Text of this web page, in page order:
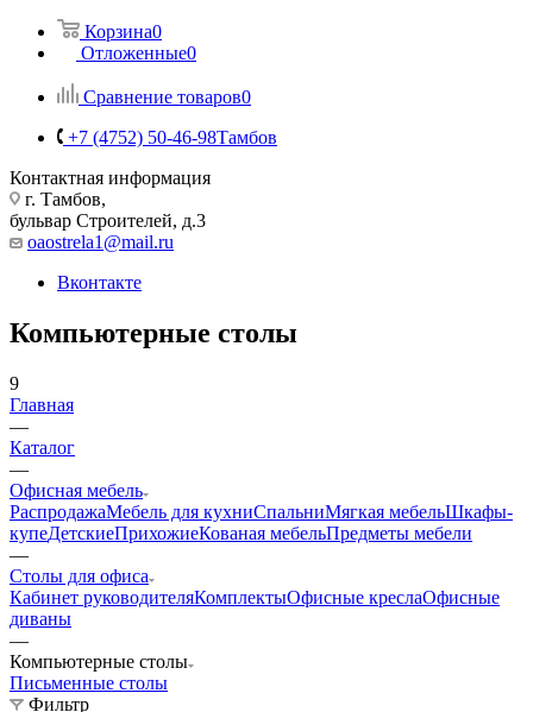
Корзина0
Отложенные0
Сравнение товаров0
+7 (4752) 50-46-98Тамбов
Контактная информация
г. Тамбов,
бульвар Строителей, д.3
oaostrela1@mail.ru
Вконтакте
Компьютерные столы
9
Главная
—
Каталог
—
Офисная мебель
РаспродажаМебель для кухниСпальниМягкая мебельШкафы-
купеДетскиеПрихожиеКованая мебельПредметы мебели
—
Столы для офиса
Кабинет руководителяКомплектыОфисные креслаОфисные
диваны
—
Компьютерные столы
Письменные столы
Фильтр